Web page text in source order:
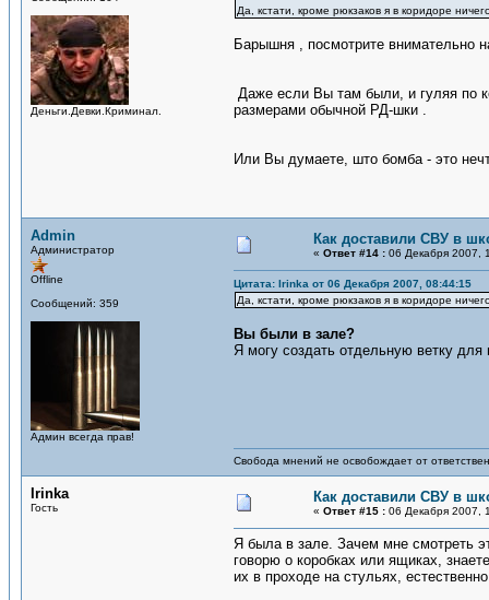
Деньги.Девки.Криминал.
Да, кстати, кроме рюкзаков я в коридоре
Барышня , посмотрите внимательно
Даже если Вы там были, и гуляя по
размерами обычной РД-шки .
Или Вы думаете, што бомба - это
Admin
Администратор
Offline
Сообщений: 359
Админ всегда прав!
Как доставили СВУ в
« Ответ #14 : 06 Декабря 2007,
Цитата: Irinka от 06 Декабря 2007, 08:44:15
Да, кстати, кроме рюкзаков я в коридоре
Вы были в зале?
Я могу создать отдельную ветку
Свобода мнений не освобождает от
Irinka
Гость
Как доставили СВУ в
« Ответ #15 : 06 Декабря 2007,
Я была в зале. Зачем мне смотреть
говорю о коробках или ящиках,
их в проходе на стульях,